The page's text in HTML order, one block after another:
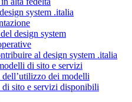
system .italia
design system
al design system .italia
di sito e servizi
dei modelli
sito e servizi disponibili